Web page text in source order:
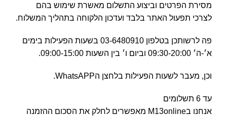
מסירת הפרטים וביצוע התשלום מאשרת שימוש בהם
לצרכי תפעול האתר בלבד ועדכון הלקוחה בתהליך המשלוח.
פה לרשותכן בטלפון 03-6480910 בשעות הפעילות בימים
א׳-ה׳ 09:30-20:00 וביום ו׳ בין השעות 09:00-15:00.
וכן, מעבר לשעות הפעילות בלחצן הWhatsAPP.
עד 6 תשלומים
אנחנו בM13online מאפשרים לחלק את הסכום ההזמנה